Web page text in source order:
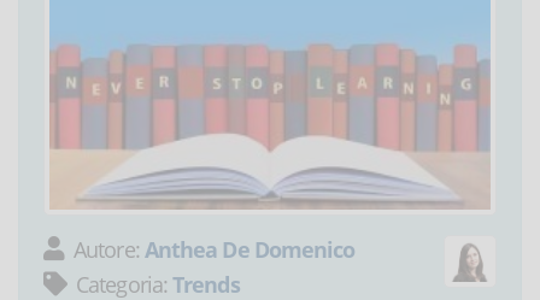
Autore: Anthea De Domenico
Categoria:Trends